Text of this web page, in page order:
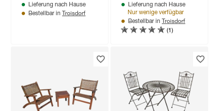
Lieferung nach Hause
Bestellbar in Troisdorf
Lieferung nach Hause
Nur wenige verfügbar
Bestellbar in Troisdorf
(1)